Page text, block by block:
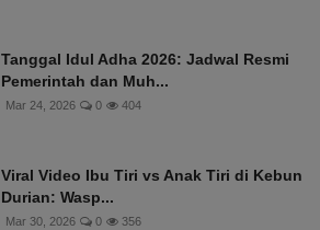
Tanggal Idul Adha 2026: Jadwal Resmi
Pemerintah dan Muh...
Mar 24, 2026 0 404
Viral Video Ibu Tiri vs Anak Tiri di Kebun
Durian: Wasp...
Mar 30, 2026 0 356